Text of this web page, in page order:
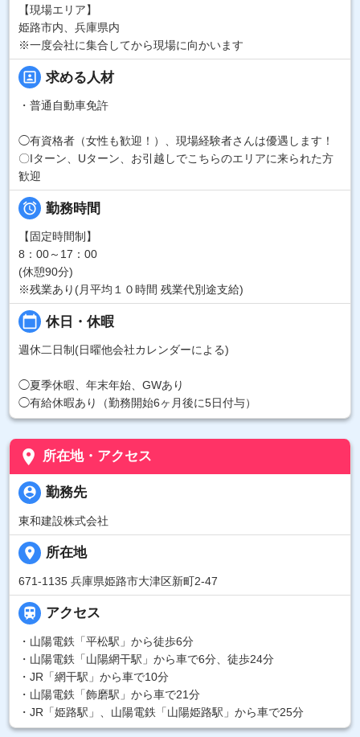
【現場エリア】
姫路市内、兵庫県内
※一度会社に集合してから現場に向かいます
portrait 求める人材
・普通自動車免許
◯有資格者（女性も歓迎！）、現場経験者さんは優遇します！
〇Iターン、Uターン、お引越しでこちらのエリアに来られた方
歓迎
 勤務時間
【固定時間制】
8：00～17：00
(休憩90分)
※残業あり(月平均１０時間 残業代別途支給)
calendar_today 休日・休暇
週休二日制(日曜他会社カレンダーによる)
◯夏季休暇、年末年始、GWあり
◯有給休暇あり（勤務開始6ヶ月後に5日付与）
place 所在地・アクセス
person_pin 勤務先
東和建設株式会社
place 所在地
671-1135 兵庫県姫路市大津区新町2-47
 アクセス
・山陽電鉄「平松駅」から徒歩6分
・山陽電鉄「山陽網干駅」から車で6分、徒歩24分
・JR「網干駅」から車で10分
・山陽電鉄「飾磨駅」から車で21分
・JR「姫路駅」、山陽電鉄「山陽姫路駅」から車で25分